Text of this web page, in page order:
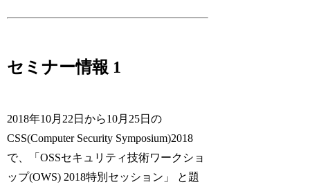
セミナー情報 1
2018年10月22日から10月25日の
CSS(Computer Security Symposium)2018
で、「OSSセキュリティ技術ワークショ
ップ(OWS) 2018特別セッション」 と題